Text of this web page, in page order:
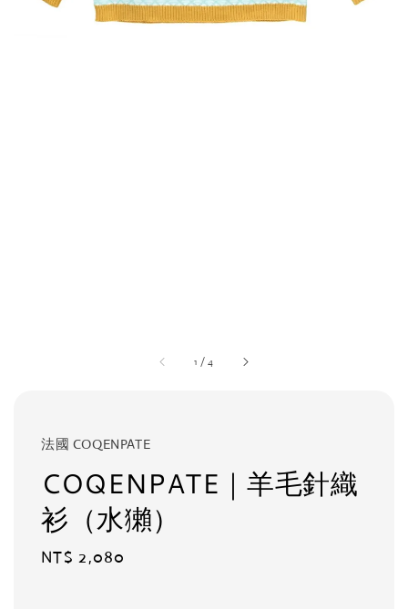
1 / 4
法國 COQENPATE
COQENPATE｜羊毛針織
衫（水獺）
Regular
NT$ 2,080